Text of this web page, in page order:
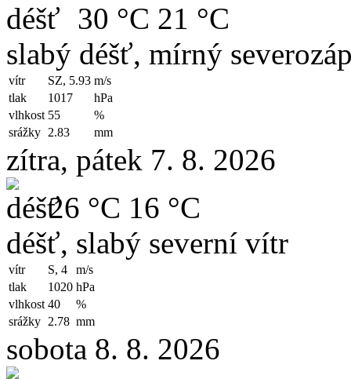
30 °C 21 °C
slabý déšť, mírný
vítr SZ, 5.93 m/s
tlak
1017
hPa
vlhkost 55
%
srážky 2.83 mm
zítra, pátek 7. 8. 2026
26 °C 16 °C
déšť, slabý severní vítr
vítr S, 4
m/s
tlak
1020 hPa
vlhkost 40
%
srážky 2.78 mm
sobota 8. 8. 2026